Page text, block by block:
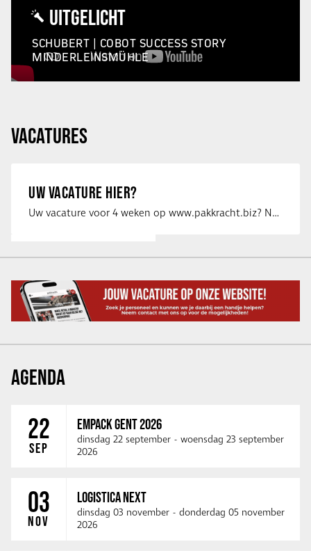
UITGELICHT
SCHUBERT | COBOT SUCCESS STORY
MINDERLEINSMÜHLE
VACATURES
UW VACATURE HIER?
Uw vacature voor 4 weken op www.pakkracht.biz? Neem dan contact op met Yannick van …
AGENDA
22
SEP
EMPACK GENT 2026
dinsdag 22 september - woensdag 23 september
2026
03
NOV
LOGISTICA NEXT
dinsdag 03 november - donderdag 05 november
2026